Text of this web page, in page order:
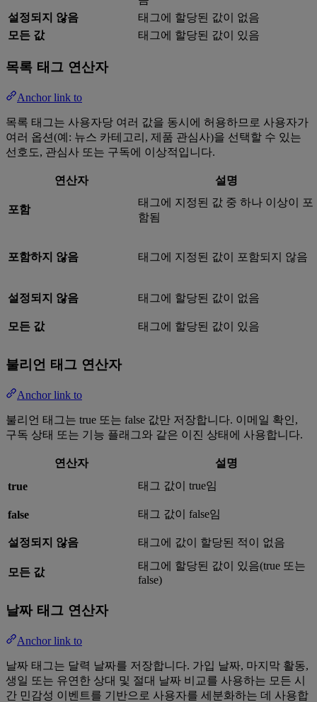
설정되지 않음
태그에 할당된 값이 없음
모든 값
태그에 할당된 값이 있음
목록 태그 연산자
Anchor link to
목록 태그는 사용자당 여러 값을 동시에 허용하므로 사용자가
여러 옵션(예: 뉴스 카테고리, 제품 관심사)을 선택할 수 있는
선호도, 관심사 또는 구독에 이상적입니다.
연산자 설명
포함
태그에 지정된 값 중 하나 이상이 포
함됨
포함하지 않음 태그에 지정된 값이 포함되지 않음
설정되지 않음 태그에 할당된 값이 없음
모든 값 태그에 할당된 값이 있음
불리언 태그 연산자
Anchor link to
불리언 태그는 true 또는 false 값만 저장합니다. 이메일 확인,
구독 상태 또는 기능 플래그와 같은 이진 상태에 사용합니다.
연산자
설명
true
태그 값이 true임
false 태그 값이 false임
설정되지 않음 태그에 값이 할당된 적이 없음
모든 값
태그에 할당된 값이 있음(true 또는
false)
날짜 태그 연산자
Anchor link to
날짜 태그는 달력 날짜를 저장합니다. 가입 날짜, 마지막 활동,
생일 또는 유연한 상대 및 절대 날짜 비교를 사용하는 모든 시
간 민감성 이벤트를 기반으로 사용자를 세분화하는 데 사용합